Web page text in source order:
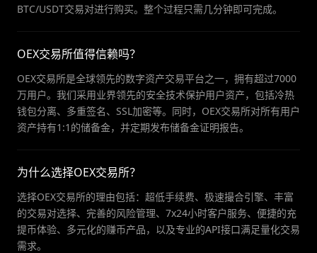
BTC/USDT交易对进行购买。整个过程只需几分钟即可完成。
OEX交易所值得信赖吗？
OEX交易所是全球领先的数字资产交易平台之一，拥有超过7000
万用户。我们采用业界领先的安全技术保护用户资产，包括冷热
钱包分离、多重签名、SSL加密等。同时，OEX交易所对所有用户
资产持有1:1的储备金，并定期发布储备金证明报告。
为什么选择OEX交易所？
选择OEX交易所的理由包括：超低手续费、极速撮合引擎、丰富
的交易对选择、完善的风险管理、7x24小时客户服务、便捷的充
提币体验、多元化的赚币产品，以及专业的API接口满足量化交易
需求。